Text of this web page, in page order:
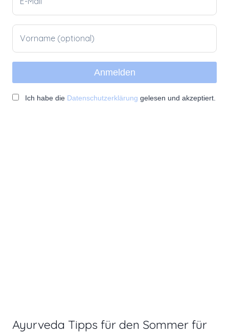
Ich habe die Datenschutzerklärung gelesen und akzeptiert.
Ayurveda Tipps für den Sommer für